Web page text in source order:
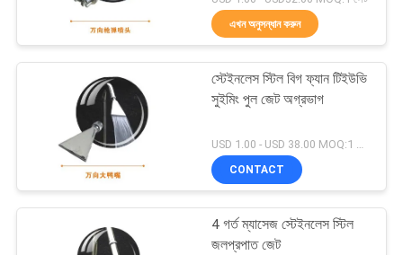
উদ্ধৃতির
জন্য
NEWS
সাইট মিস্ট ওয়াটার নজল
24
এখন অনুসন্ধান করুন
স্টেইনলেস স্টিল বিগ ফ্যান টিইউভি
সুইমিং পুল জেট অগ্রভাগ
USD 1.00 - USD 38.00 MOQ:1 সেট
CONTACT
4 গর্ত ম্যাসেজ স্টেইনলেস স্টিল
জলপ্রপাত জেট